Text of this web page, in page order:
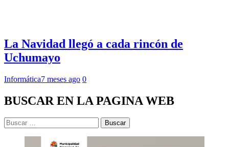
La Navidad llegó a cada rincón de
Uchumayo
Informática7 meses ago 0
BUSCAR EN LA PAGINA WEB
Buscar: